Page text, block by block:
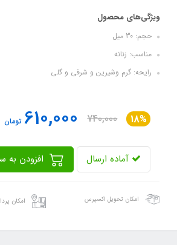
ویژگی‌های محصول
حجم: 30 میل
مناسب: زنانه
رایحه: گرم وشیرین و شرقی و گلی
18%
740,000
610,000تومان
آماده ارسال
امکان تحویل اکسپرس امکان